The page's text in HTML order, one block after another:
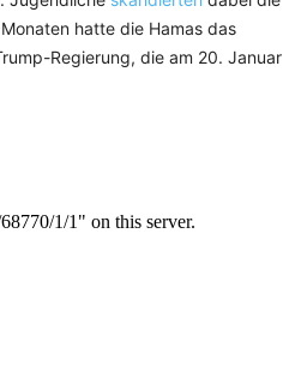
hatte die Hamas das
Regierung, die am 20. Januar